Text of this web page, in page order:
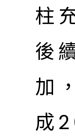
柱
後
加
成